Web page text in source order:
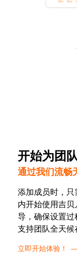
开始为团
通过我们流畅
添加成员时，
内开始使用吉
导，确保设置
支持团队全天候
立即开始体验！